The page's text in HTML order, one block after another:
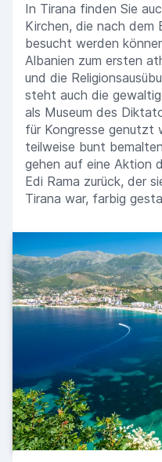
In Tirana finden Sie
Kirchen, die nach dem
besucht werden
Albanien zum ersten
und die
steht auch die
als Museum des
für Kongresse genutzt
teilweise bunt
gehen auf eine Aktion
Edi Rama zurück, der
Tirana war, farbig